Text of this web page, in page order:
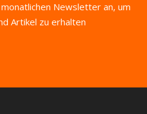
Newsletter an, um
Artikel zu erhalten